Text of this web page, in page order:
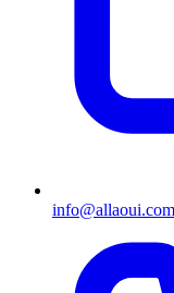
info@allaoui.com